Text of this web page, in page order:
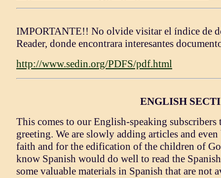
IMPORTANTE!! No olvide visitar el índice de
Reader, donde encontrara interesantes
http://www.sedin.org/PDFS/pdf.html
ENGLISH
This comes to our English-speaking
greeting. We are slowly adding articles and
faith and for the edification of the children of
know Spanish would do well to read the
some valuable materials in Spanish that are not